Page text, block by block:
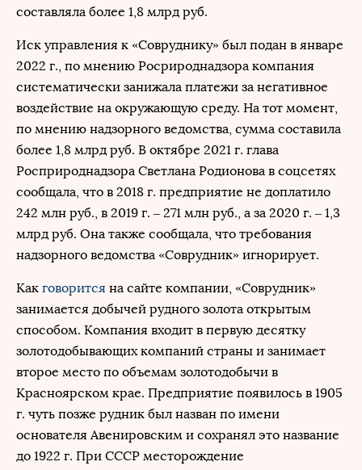
составляла более 1,8 млрд руб.
Иск управления к «Совруднику» был подан в январе
2022 г., по мнению Росрироднадзора компания
систематически занижала платежи за негативное
воздействие на окружающую среду. На тот момент,
по мнению надзорного ведомства, сумма составила
более 1,8 млрд руб. В октябре 2021 г. глава
Росприроднадзора Светлана Родионова в соцсетях
сообщала, что в 2018 г. предприятие не доплатило
242 млн руб., в 2019 г. – 271 млн руб., а за 2020 г. – 1,3
млрд руб. Она также сообщала, что требования
надзорного ведомства «Соврудник» игнорирует.
Как говорится на сайте компании, «Соврудник»
занимается добычей рудного золота открытым
способом. Компания входит в первую десятку
золотодобывающих компаний страны и занимает
второе место по объемам золотодобычи в
Красноярском крае. Предприятие появилось в 1905
г. чуть позже рудник был назван по имени
основателя Авенировским и сохранял это название
до 1922 г. При СССР месторождение